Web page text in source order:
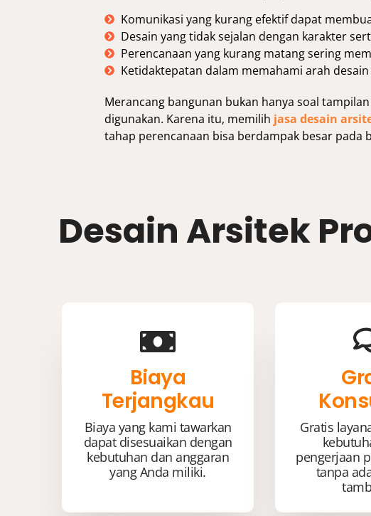
Komunikasi yang kurang efektif dapat
Desain yang tidak sejalan dengan karakter
Perencanaan yang kurang matang sering
Ketidaktepatan dalam memahami arah
Merancang bangunan bukan hanya soal
digunakan. Karena itu, memilih jasa desain
tahap perencanaan bisa berdampak besar pada
Desain Arsitek
Biaya
Terjangkau
Biaya yang kami tawarkan
dapat disesuaikan dengan
kebutuhan dan anggaran
yang Anda miliki.
Gratis
pengerjaan
tanpa